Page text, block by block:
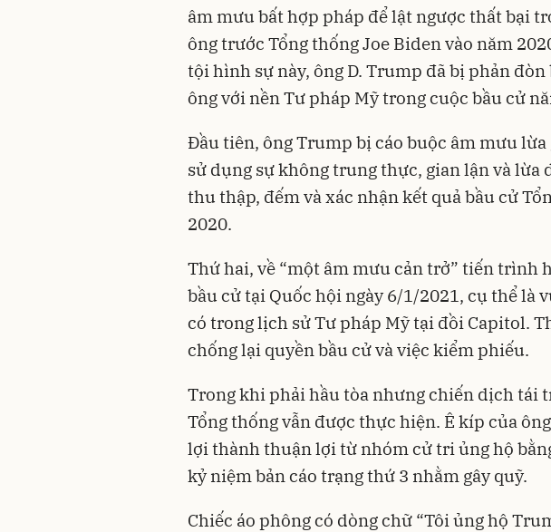
âm mưu bất hợp pháp để lật ngược thất bại
ông trước Tổng thống Joe Biden vào năm
tội hình sự này, ông D. Trump đã bị phản
ông với nền Tư pháp Mỹ trong cuộc bầu cử
Đầu tiên, ông Trump bị cáo buộc âm mưu lừa
sử dụng sự không trung thực, gian lận và lừa
thu thập, đếm và xác nhận kết quả bầu cử
2020.
Thứ hai, về “một âm mưu cản trở” tiến trình
bầu cử tại Quốc hội ngày 6/1/2021, cụ thể là
có trong lịch sử Tư pháp Mỹ tại đồi Capitol.
chống lại quyền bầu cử và việc kiểm phiếu.
Trong khi phải hầu tòa nhưng chiến dịch tái
Tổng thống vẫn được thực hiện. Ê kíp của
lợi thành thuận lợi từ nhóm cử tri ủng hộ
kỷ niệm bản cáo trạng thứ 3 nhằm gây quỹ.
Chiếc áo phông có dòng chữ “Tôi ủng hộ